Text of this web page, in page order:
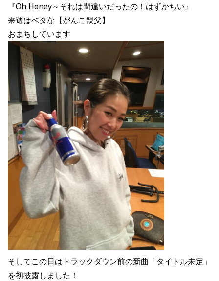
『Oh Honey～それは間違いだったの！はずかちい』
来週はベタな【がんこ親父】
おまちしています
そしてこの日はトラックダウン前の新曲「タイトル未定」
を初披露しました！